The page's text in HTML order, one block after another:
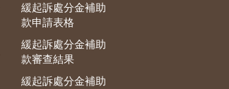
緩起訴處分金補助
款申請表格
緩起訴處分金補助
款審查結果
緩起訴處分金補助